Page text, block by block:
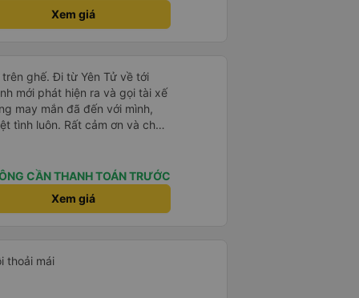
Xem giá
ghế. Đi từ Yên Tử về tới
mới phát hiện ra và gọi tài xế
may mắn đã đến với mình,
tình luôn. Rất cảm ơn và chúc
khoẻ, vạn dặm bình an ạ!
CẦN THANH TOÁN TRƯỚC
Xem giá
thoải mái